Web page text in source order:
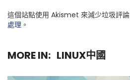
這個站點使用 Akismet 來減少垃圾評論
處理 。
MORE IN: LINUX中國